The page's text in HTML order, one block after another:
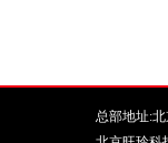
总部地址: